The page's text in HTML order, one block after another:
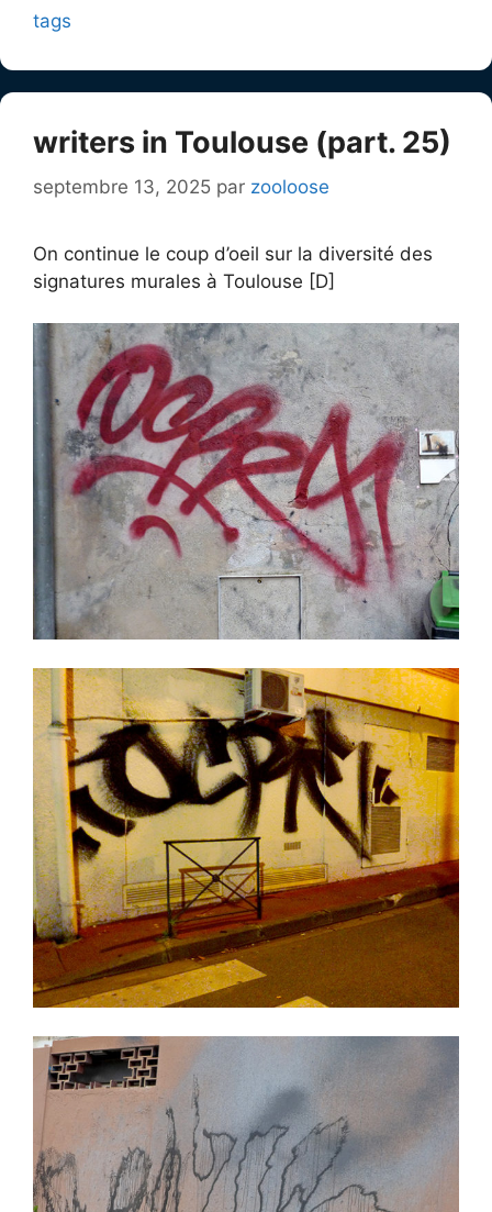
tags
writers in Toulouse (part. 25)
septembre 13, 2025 par zooloose
On continue le coup d’oeil sur la diversité des
signatures murales à Toulouse [D]